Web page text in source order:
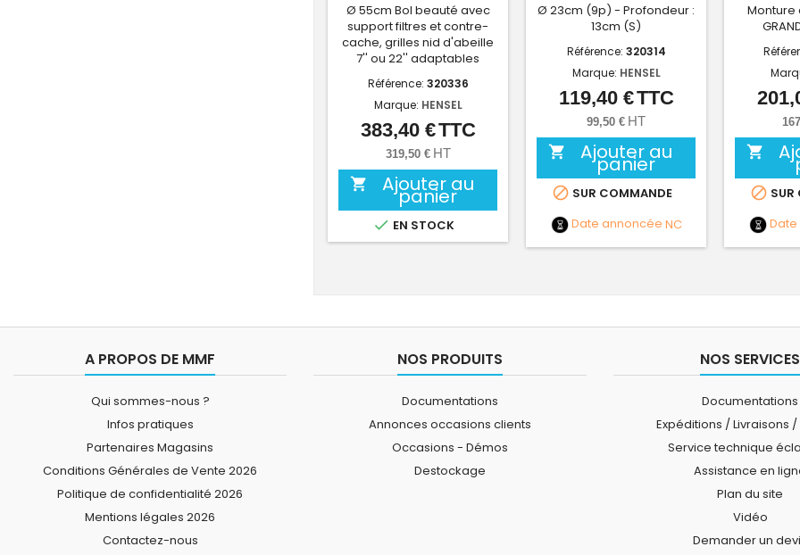
Ø 55cm Bol beauté avec
support filtres et contre-
cache, grilles nid d'abeille
7'' ou 22'' adaptables
Référence: 320336
Marque: HENSEL
Prix
383,40 €TTC
319,50 € HT
 Ajouter au
panier
 EN STOCK
Ø 23cm (9p) - Profondeur :
13cm (S)
Référence: 320314
Marque: HENSEL
Prix
119,40 €TTC
99,50 € HT
 Ajouter au
panier
 SUR COMMANDE
Date annoncée NC
Monture

 SUR
A PROPOS DE MMF
Qui sommes-nous ?
Infos pratiques
Partenaires Magasins
Conditions Générales de Vente 2026
Politique de confidentialité 2026
Mentions légales 2026
Contactez-nous
NOS PRODUITS
Documentations
Annonces occasions clients
Occasions - Démos
Destockage
NOS SERVICES
Documentations
Expéditions / Livraisons /
Service technique
Assistance en
Plan du site
Vidéo
Demander un